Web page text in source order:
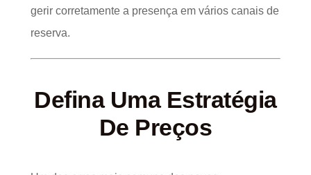
gerir corretamente a presença em vários canais de
reserva.
Defina Uma Estratégia
De Preços